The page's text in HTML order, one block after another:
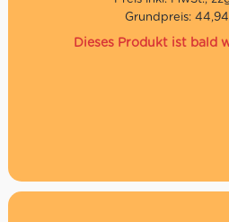
Grundpreis:
Dieses Produkt ist bald